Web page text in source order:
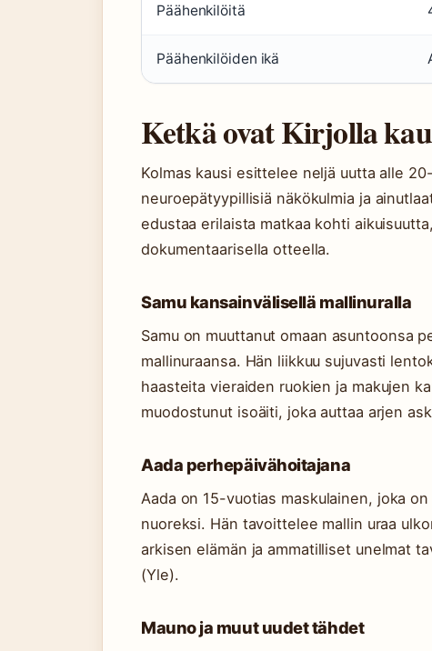
Päähenkilöitä
Päähenkilöiden ikä
Ketkä ovat Kirjolla
Kolmas kausi esittelee neljä uutta alle
neuroepätyypillisiä näkökulmia ja
edustaa erilaista matkaa kohti
dokumentaarisella otteella.
Samu kansainvälisellä mallinuralla
Samu on muuttanut omaan asuntoonsa
mallinuraansa. Hän liikkuu sujuvasti
haasteita vieraiden ruokien ja makujen
muodostunut isoäiti, joka auttaa arjen
Aada perhepäivähoitajana
Aada on 15-vuotias maskulainen, joka
nuoreksi. Hän tavoittelee mallin uraa
arkisen elämän ja ammatilliset unelmat
(Yle).
Mauno ja muut uudet tähdet